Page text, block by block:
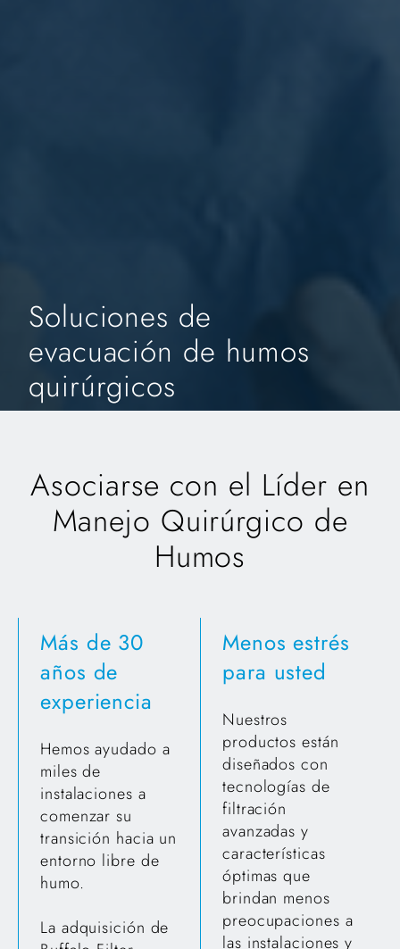
Soluciones de
evacuación de humos
quirúrgicos
Asociarse con el Líder en
Manejo Quirúrgico de
Humos
Más de 30
años de
experiencia
Hemos ayudado a
miles de
instalaciones a
comenzar su
transición hacia un
entorno libre de
humo.
La adquisición de
Menos estrés
para usted
Nuestros
productos están
diseñados con
tecnologías de
filtración
avanzadas y
características
óptimas que
brindan menos
preocupaciones a
las instalaciones y